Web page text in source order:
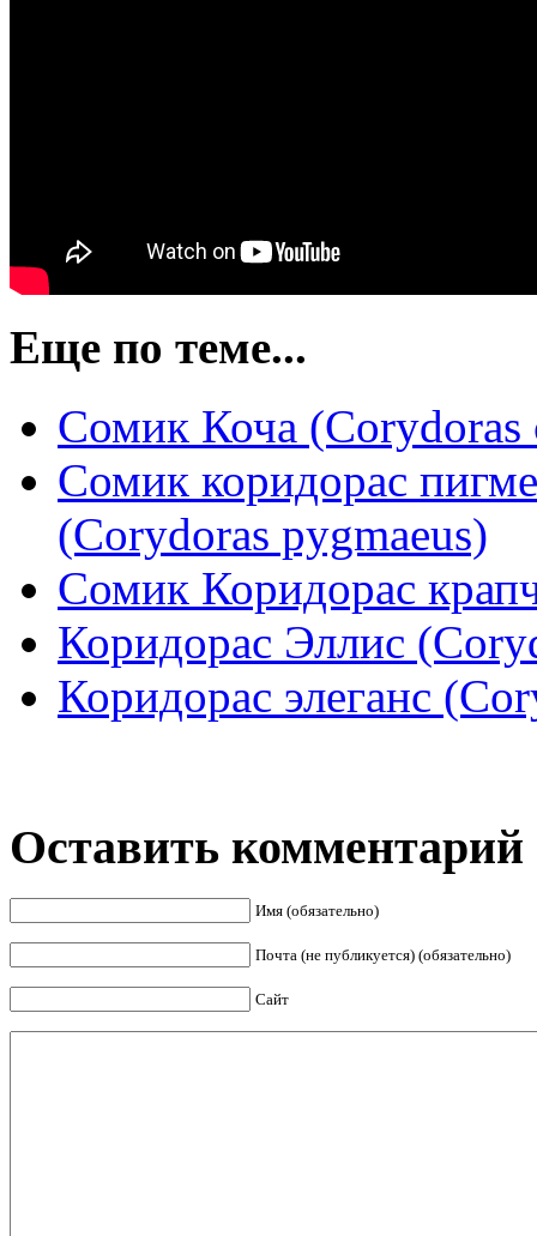
Еще по теме...
Сомик Коча (Corydoras
Сомик коридорас
(Corydoras pygmaeus)
Сомик Коридорас
Коридорас Эллис
Коридорас элеганс
Оставить комментарий
Имя (обязательно)
Почта (не публикуется) (обязательно)
Сайт